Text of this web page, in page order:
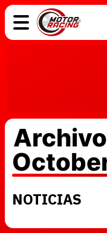
NOTICIAS